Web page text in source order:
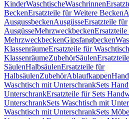
KinderWaschtischeWaschrinnen
BeckenErsatzteile für Weitere Becken
AusgussbeckenAusgüsseErsatzteile für
AusgüsseMehrzweckbecken
MehrzweckbeckenGipsfangbecken
KlassenräumeErsatzteile für
KlassenräumeZubehörSäulen
SäulenHalbsäulenErsatzteile für
HalbsäulenZubehörAblaufkappen
Waschtisch mit UnterschrankSets
UnterschrankErsatzteile für Sets
UnterschrankSets Waschtisch mit
Waschtisch mit UnterschrankSets